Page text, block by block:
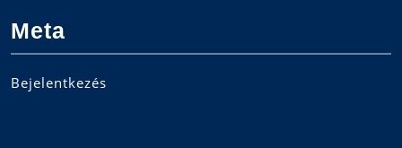
Meta
Bejelentkezés